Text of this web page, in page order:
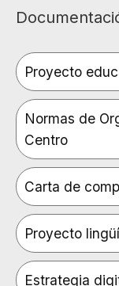
Proyecto
Normas de
Centro
Carta de
Proyecto
Estrategia